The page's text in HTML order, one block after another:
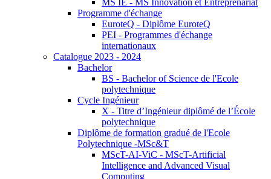
MS IE - MS Innovation et Entreprenariat
Programme d'échange
EuroteQ - Diplôme EuroteQ
PEI - Programmes d'échange
internationaux
Catalogue 2023 - 2024
Bachelor
BS - Bachelor of Science de l'Ecole
polytechnique
Cycle Ingénieur
X - Titre d’Ingénieur diplômé de l’École
polytechnique
Diplôme de formation gradué de l'Ecole
Polytechnique -MSc&T
MScT-AI-ViC - MScT-Artificial
Intelligence and Advanced Visual
Computing